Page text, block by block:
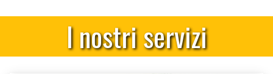
I nostri servizi